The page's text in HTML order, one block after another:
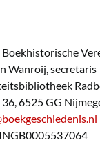
Wanroij, secretaris
6525 GG